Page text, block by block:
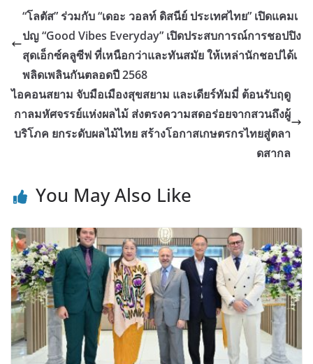
“โลตัส” ร่วมกับ “เดอะ วอลท์ ดิสนีย์ ประเทศไทย” เปิดแคมเ
ปญ “Good Vibes Everyday” เปิดประสบการณ์การชอปปิง
สุดเอ็กซ์คลูซีฟ ที่เหนือกว่าและทันสมัย ให้เหล่านักชอปได้เ
พลิดเพลินกันตลอดปี 2568
ไอคอนสยาม จับมือเมืองสุขสยาม และเดียร์ทัมมี่ ต้อนรับฤดู
กาลมหัศจรรย์แห่งผลไม้ ส่งตรงความสดอร่อยจากสวนถึงผู้
บริโภค ยกระดับผลไม้ไทย สร้างโอกาสเกษตรกรไทยสู่ตลา
ดสากล
You May Also Like